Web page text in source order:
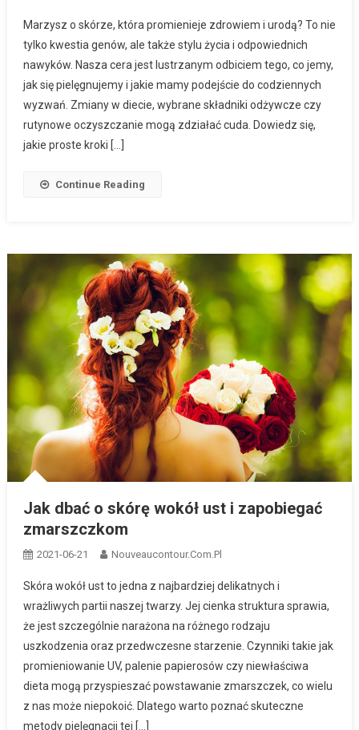
Marzysz o skórze, która promienieje zdrowiem i urodą? To nie
tylko kwestia genów, ale także stylu życia i odpowiednich
nawyków. Nasza cera jest lustrzanym odbiciem tego, co jemy,
jak się pielęgnujemy i jakie mamy podejście do codziennych
wyzwań. Zmiany w diecie, wybrane składniki odżywcze czy
rutynowe oczyszczanie mogą zdziałać cuda. Dowiedz się,
jakie proste kroki […]
Continue Reading
Jak dbać o skórę wokół ust i zapobiegać
zmarszczkom
2021-06-21 Nouveaucontour.com.pl
Skóra wokół ust to jedna z najbardziej delikatnych i
wrażliwych partii naszej twarzy. Jej cienka struktura sprawia,
że jest szczególnie narażona na różnego rodzaju
uszkodzenia oraz przedwczesne starzenie. Czynniki takie jak
promieniowanie UV, palenie papierosów czy niewłaściwa
dieta mogą przyspieszać powstawanie zmarszczek, co wielu
z nas może niepokoić. Dlatego warto poznać skuteczne
metody pielęgnacji tej […]